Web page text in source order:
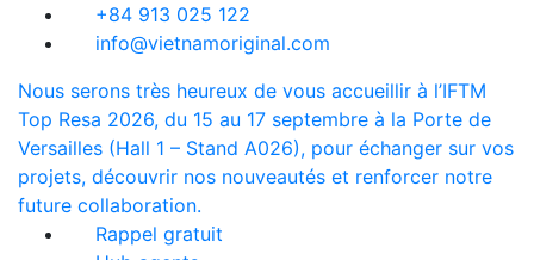
+84 913 025 122
info@vietnamoriginal.com
Nous serons très heureux de vous accueillir à l’IFTM
Top Resa 2026, du 15 au 17 septembre à la Porte de
Versailles (Hall 1 – Stand A026), pour échanger sur vos
projets, découvrir nos nouveautés et renforcer notre
future collaboration.
Rappel gratuit